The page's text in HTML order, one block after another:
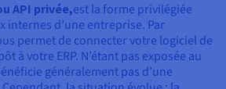
API privée,est la forme privilégiée
internes d’une entreprise. Par
permet de connecter votre logiciel de
à votre ERP. N’étant pas exposée au
généralement pas d’une